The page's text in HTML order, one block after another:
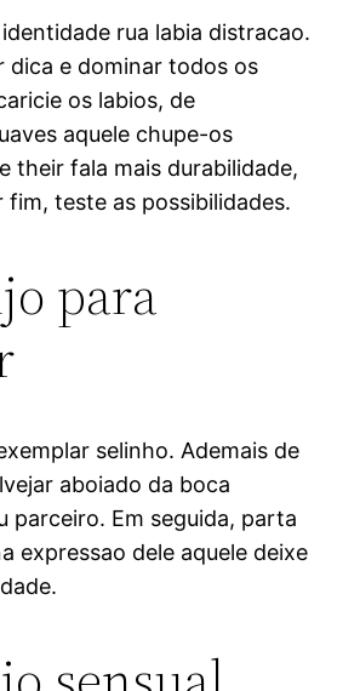
rua labia distracao.
dica e dominar todos os
os labios, de
aquele chupe-os
their fala mais durabilidade,
fim, teste as possibilidades.
para
selinho. Ademais de
aboiado da boca
parceiro. Em seguida, parta
expressao dele aquele deixe